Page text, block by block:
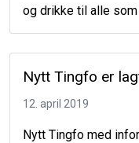
og drikke til alle som
Nytt Tingfo er
12. april 2019
Nytt Tingfo med